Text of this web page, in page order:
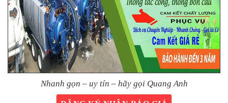
Nhanh gọn – uy tín – hãy gọi Quang Anh